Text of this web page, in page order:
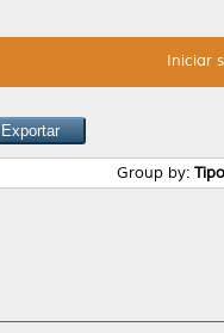
Iniciar
Group by: